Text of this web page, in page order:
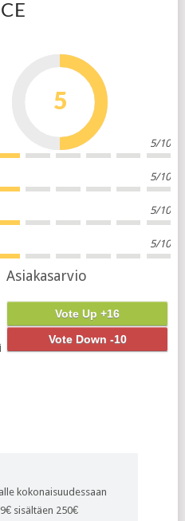
5
5/10
5/10
5/10
5/10
Asiakasarvio
Vote Up +16
Vote Down -10
kokonaisuudessaan
sisältäen 250€